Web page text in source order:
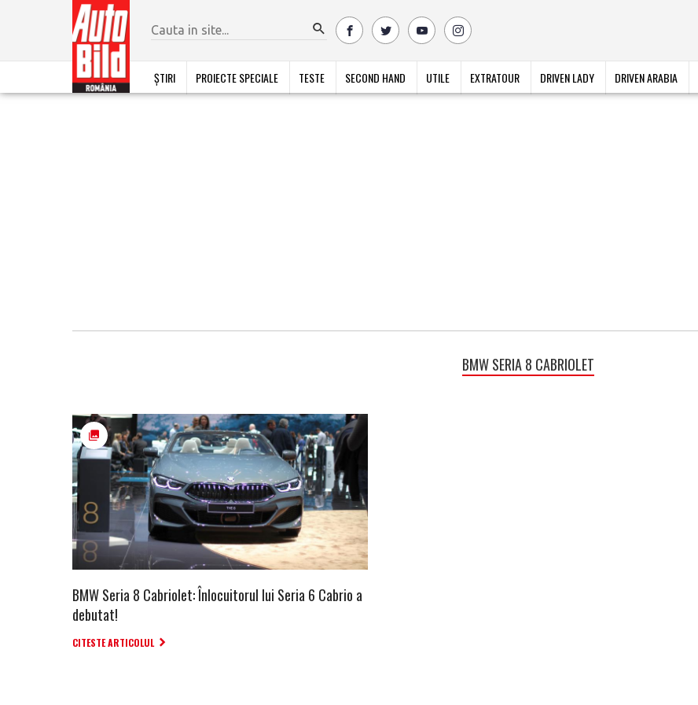
ȘTIRI PROIECTE SPECIALE TESTE SECOND HAND UTILE EXTRATOUR DRIVEN LADY DRIVEN ARABIA
BMW SERIA 8 CABRIOLET
BMW Seria 8 Cabriolet: Înlocuitorul lui Seria 6 Cabrio a
debutat!
CITESTE ARTICOLUL